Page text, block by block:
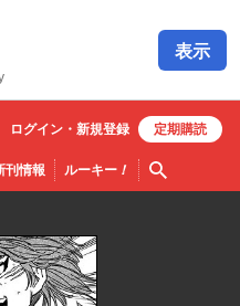
表示
刊情報 ルーキー！ 検索
ログイン・ 新規登録 定期購読